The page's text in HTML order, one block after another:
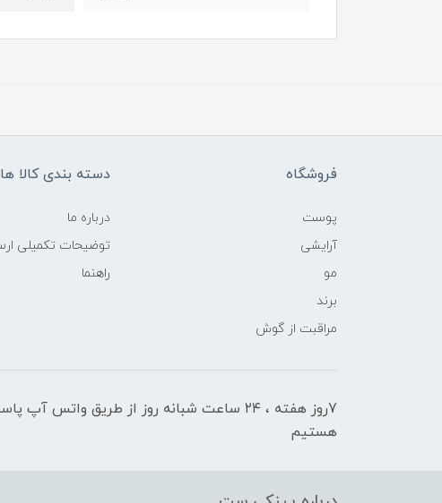
فروشگاه
پوست
آرایشی
مو
برند
مراقبت از گوش
دسته بندی کالا ها
درباره ما
توضیحات تکمیلی
راهنما
7روز هفته ، ۲۴ ساعت شبانه‌ روز از طریق واتس
هستیم